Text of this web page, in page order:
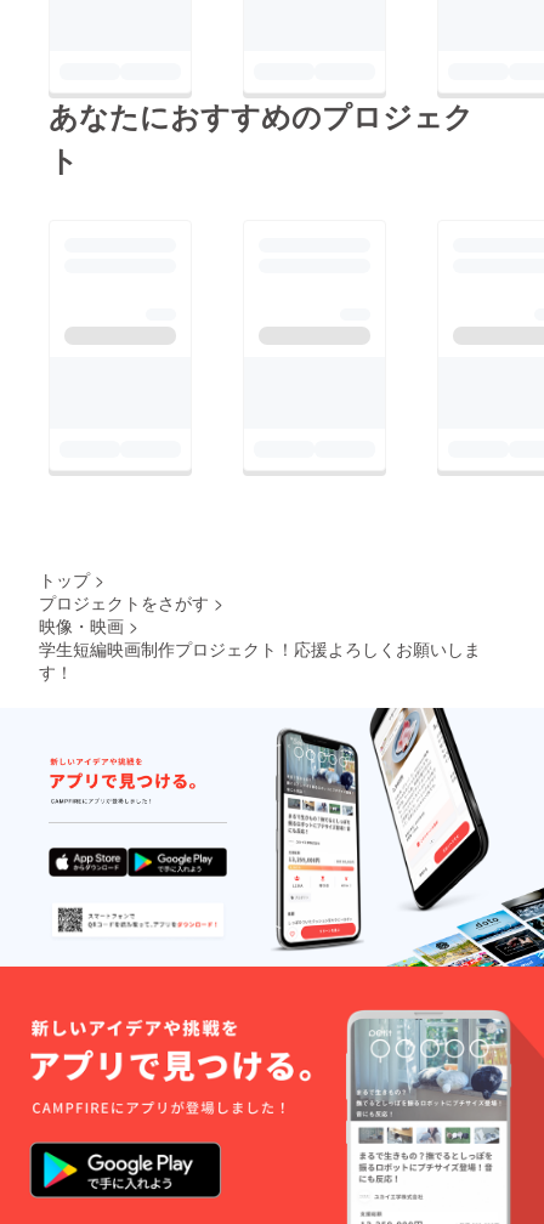
た。そして、ついにク
ムで考えています。編
のです。
あなたにおすすめのプロジェク
ト
トップ >
プロジェクトをさがす >
映像・映画 >
学生短編映画制作プロジェクト！応援よろしくお願いしま
す！